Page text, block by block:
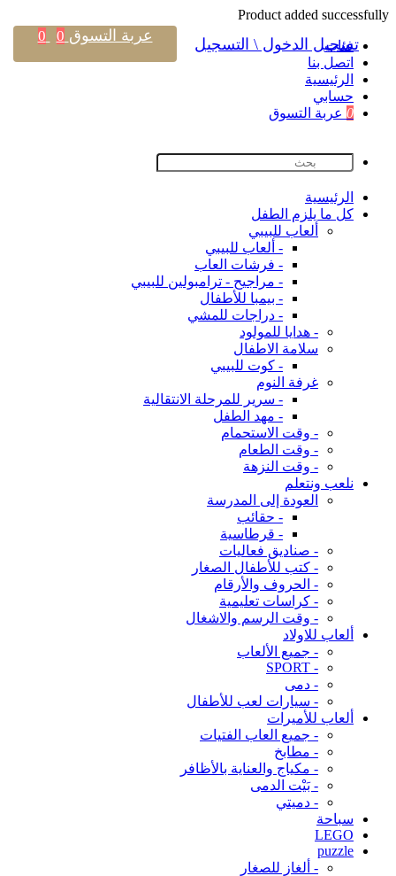
Product added successfully
فئات
اتصل بنا
اﻟﺮﺋﻴﺴﻴﺔ
حسابي
0 عربة التسوق
اﻟﺮﺋﻴﺴﻴﺔ
كل ما يلزم الطفل
ألعاب للبيبي
- ألعاب للبيبي
- فرشات العاب
- مراجيح - ترامبولين للبيبي
- بيمبا للأطفال
- دراجات للمشي
- هدايا للمولود
سلامة الاطفال
- كوت للبيبي
غرفة النوم
- سرير للمرحلة الانتقالية
- مهد الطفل
- وقت الاستحمام
- وقت الطعام
- وقت النزهة
نلعب ونتعلم
العودة إلى المدرسة
- حقائب
- قرطاسية
- صناديق فعاليات
- كتب للأطفال الصغار
- الحروف والأرقام
- كراسات تعليمية
- وقت الرسم والاشغال
ألعاب للاولاد
- جميع الألعاب
- SPORT
- دمى
- سيارات لعب للأطفال
ألعاب للأميرات
- جميع العاب الفتيات
- مطابخ
- مكياج والعناية بالأظافر
- بَيْت الدمى
- دميتي
سباحة
LEGO
puzzle
- ألغاز للصغار
تسجيل الدخول \ التسجيل عربة التسوق 0
0